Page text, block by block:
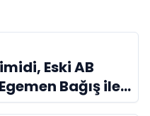
Eski AB
Bağış ile